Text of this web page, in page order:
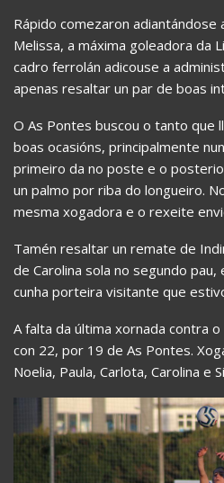
Rápido comezaron
Melissa, a máxima goleadora da
cadro ferrolán adicouse a
apenas resaltar un par de boas
O As Pontes buscou o tanto que
boas ocasións, principalmente
primeiro da no poste e o
un palmo por riba do longueiro.
mesma xogadora e o rexeite
Tamén resaltar un remate de
de Carolina sola no segundo pau,
cunha porteira visitante que
A falta da última xornada contra
con 22, por 19 de As Pontes.
Noelia, Paula, Carlota, Carolina e